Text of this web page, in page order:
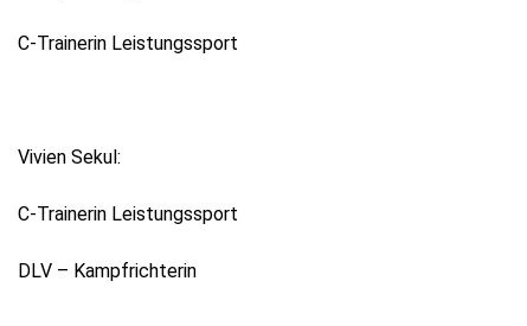
C-Trainerin Leistungssport
Vivien Sekul:
C-Trainerin Leistungssport
DLV – Kampfrichterin